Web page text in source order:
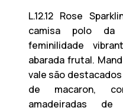
L.12.12 Rose
camisa polo da
feminilidade
abarada frutal.
vale são
de macaron,
amadeiradas